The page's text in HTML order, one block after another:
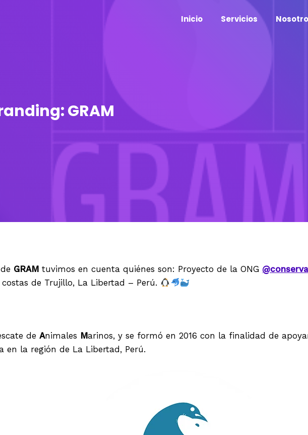
Inicio Servicios
GRAM
de GRAM tuvimos en cuenta quiénes son: Proyecto de la ONG
de Trujillo, La Libertad – Perú.
de Animales Marinos, y se formó en 2016 con la finalidad de
la región de La Libertad, Perú.